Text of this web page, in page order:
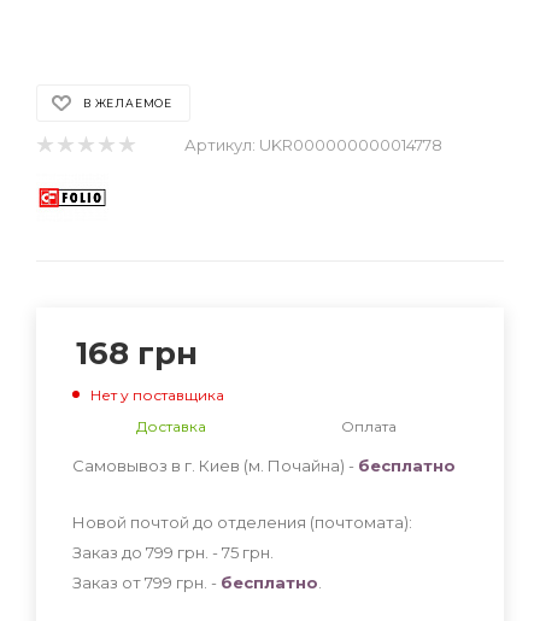
В ЖЕЛАЕМОЕ
Артикул: UKR000000000014778
168 грн
Нет у поставщика
Доставка
Оплата
Самовывоз в г. Киев (м. Почайна) - бесплатно
Новой почтой до отделения (почтомата):
Заказ до 799 грн. - 75 грн
Заказ от 799 грн. - бесплатно